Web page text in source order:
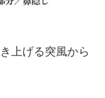
上げる突風から